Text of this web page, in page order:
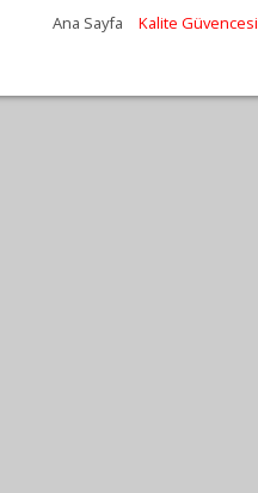
Ana Sayfa Kalite Güvencesi